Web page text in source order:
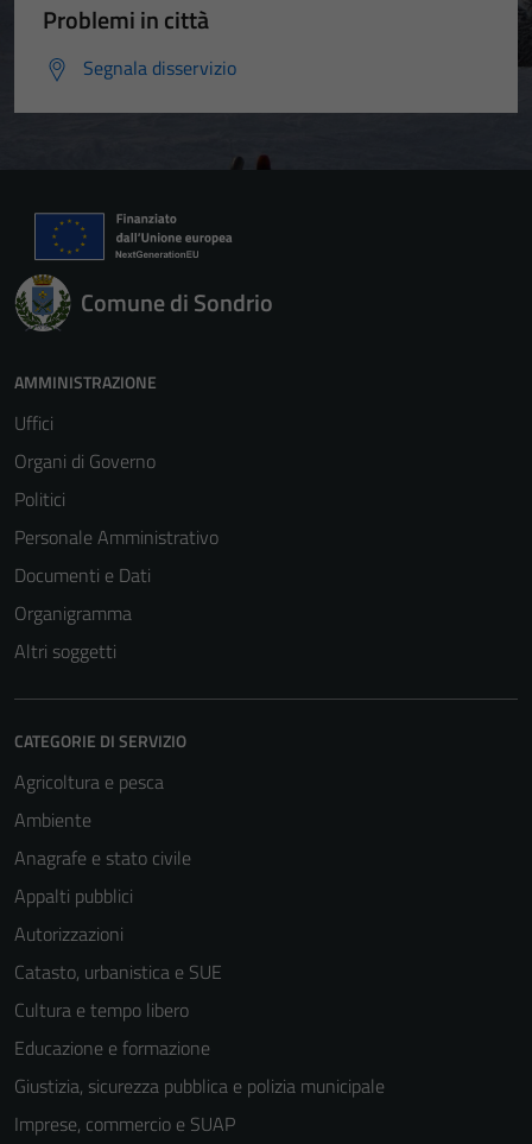
Problemi in città
Segnala disservizio
Comune di Sondrio
AMMINISTRAZIONE
Uffici
Organi di Governo
Politici
Personale Amministrativo
Documenti e Dati
Organigramma
Altri soggetti
CATEGORIE DI SERVIZIO
Agricoltura e pesca
Ambiente
Anagrafe e stato civile
Appalti pubblici
Autorizzazioni
Catasto, urbanistica e SUE
Cultura e tempo libero
Educazione e formazione
Giustizia, sicurezza pubblica e polizia municipale
Imprese, commercio e SUAP
personali.